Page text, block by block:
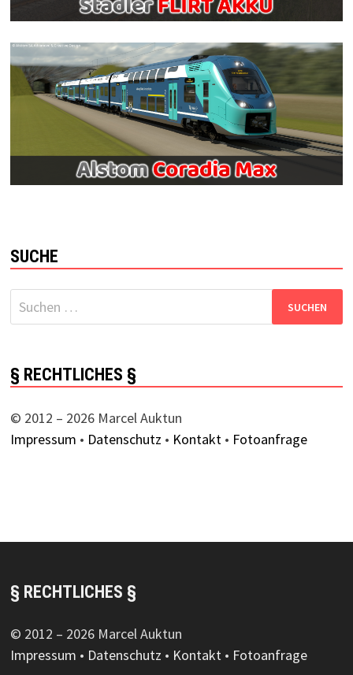
SUCHE
Suchen
nach:
§ RECHTLICHES §
© 2012 – 2026 Marcel Auktun
Impressum • Datenschutz • Kontakt• Fotoanfrage
§ RECHTLICHES §
© 2012 – 2026 Marcel Auktun
Impressum • Datenschutz • Kontakt• Fotoanfrage